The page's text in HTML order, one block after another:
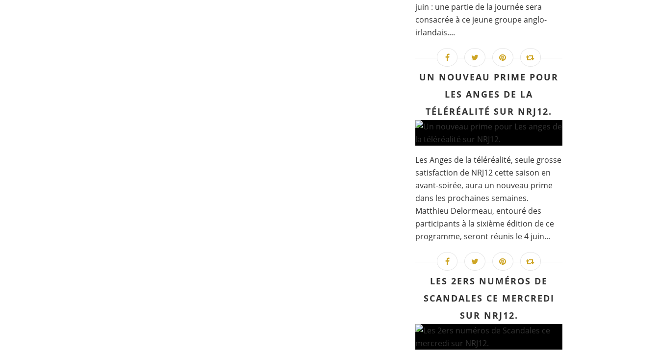
juin : une partie de la journée sera
consacrée à ce jeune groupe anglo-
irlandais....
UN NOUVEAU PRIME POUR
LES ANGES DE LA
TÉLÉRÉALITÉ SUR NRJ12.
Les Anges de la téléréalité, seule grosse
satisfaction de NRJ12 cette saison en
avant-soirée, aura un nouveau prime
dans les prochaines semaines.
Matthieu Delormeau, entouré des
participants à la sixième édition de ce
programme, seront réunis le 4 juin...
LES 2ERS NUMÉROS DE
SCANDALES CE MERCREDI
SUR NRJ12.